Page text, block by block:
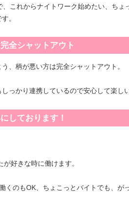
これからナイトワーク始めたい、ち
。
全シャットアウト
、柄が悪い方は完全シャットアウト。
っかり連携しているので安心して楽し
しております！
好きな時に働けます。
くのもOK、ちょこっとバイトでも、が